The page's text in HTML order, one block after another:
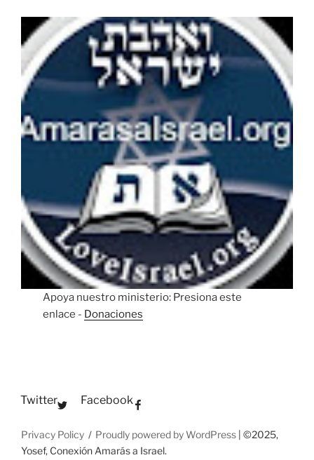
Apoya nuestro ministerio: Presiona este
enlace - Donaciones
Twitter Facebook
Privacy Policy Proudly powered by WordPress